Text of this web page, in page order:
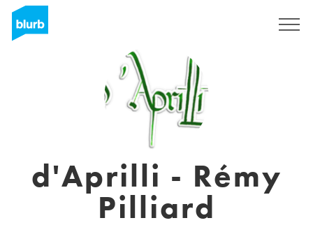
d'Aprilli - Rémy
Pilliard